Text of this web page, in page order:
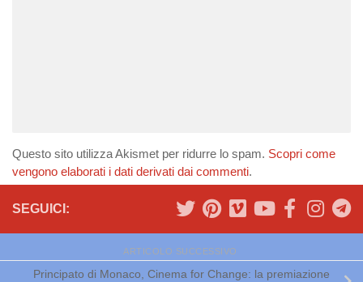
Questo sito utilizza Akismet per ridurre lo spam. Scopri come
vengono elaborati i dati derivati dai commenti.
SEGUICI:
ARTICOLO SUCCESSIVO
Principato di Monaco, Cinema for Change: la premiazione